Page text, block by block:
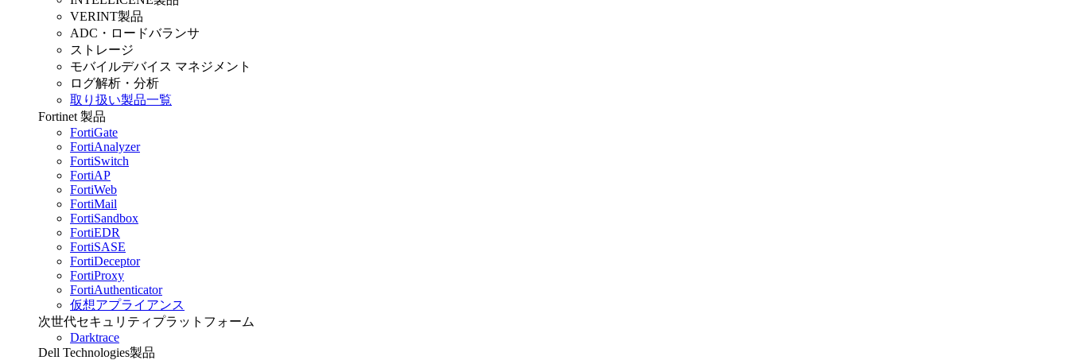
VERINT製品
ADC・ロードバランサ
ストレージ
モバイルデバイス マネジメント
ログ解析・分析
取り扱い製品一覧
Fortinet 製品
FortiGate
FortiAnalyzer
FortiSwitch
FortiAP
FortiWeb
FortiMail
FortiSandbox
FortiEDR
FortiSASE
FortiDeceptor
FortiProxy
FortiAuthenticator
仮想アプライアンス
次世代セキュリティプラットフォーム
Darktrace
Dell Technologies製品